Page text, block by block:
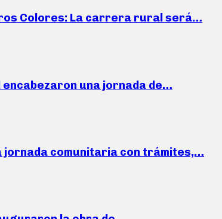
Colores: La carrera rural será…
encabezaron una jornada de…
jornada comunitaria con trámites,…